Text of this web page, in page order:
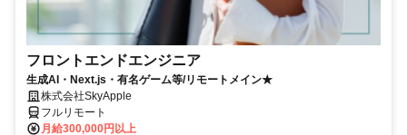
フロントエンドエンジニア
生成AI・Next.js・有名ゲーム等/リモートメイン★
株式会社SkyApple
フルリモート
月給300,000円以上